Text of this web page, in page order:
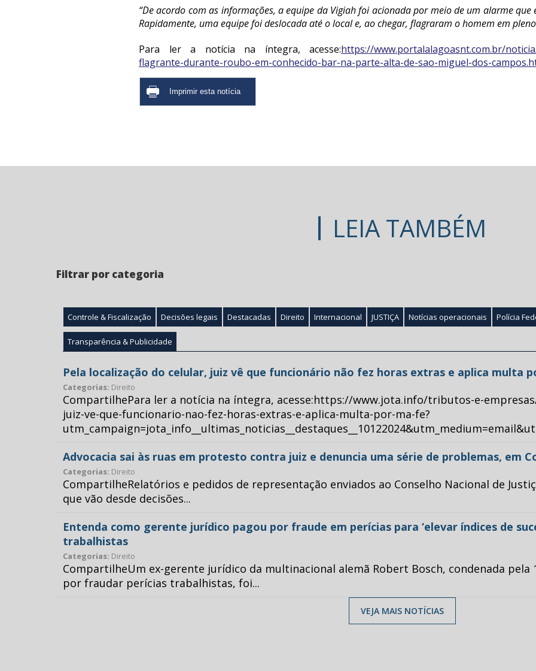
“De acordo com as informações, a equipe da Vigiah foi acionada por meio de um alarme
Rapidamente, uma equipe foi deslocada até o local e, ao chegar, flagraram o homem em
Para ler a notícia na íntegra, acesse:https://www.portalalagoasnt.com.br/
flagrante-durante-roubo-em-conhecido-bar-na-parte-alta-de-sao-miguel-dos-
LEIA TAMBÉM
Filtrar por categoria
Controle & Fiscalização Decisões legais Destacadas Direito Internacional JUSTIÇA Notícias operacionais Polícia
Transparência & Publicidade
Pela localização do celular, juiz vê que funcionário não fez horas extras e aplica multa
Categorias: Direito
CompartilhePara ler a notícia na íntegra, acesse:https://www.jota.info/tributos-e-
juiz-ve-que-funcionario-nao-fez-horas-extras-e-aplica-multa-por-ma-fe?
Advocacia sai às ruas em protesto contra juiz e denuncia uma série de problemas, em
Categorias: Direito
CompartilheRelatórios e pedidos de representação enviados ao Conselho Nacional de
que vão desde decisões...
Entenda como gerente jurídico pagou por fraude em perícias para ‘elevar índices de
trabalhistas
Categorias: Direito
CompartilheUm ex-gerente jurídico da multinacional alemã Robert Bosch, condenada pela
por fraudar perícias trabalhistas, foi...
VEJA MAIS NOTÍCIAS